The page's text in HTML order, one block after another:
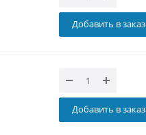
Добавить в заказ
Добавить в заказ